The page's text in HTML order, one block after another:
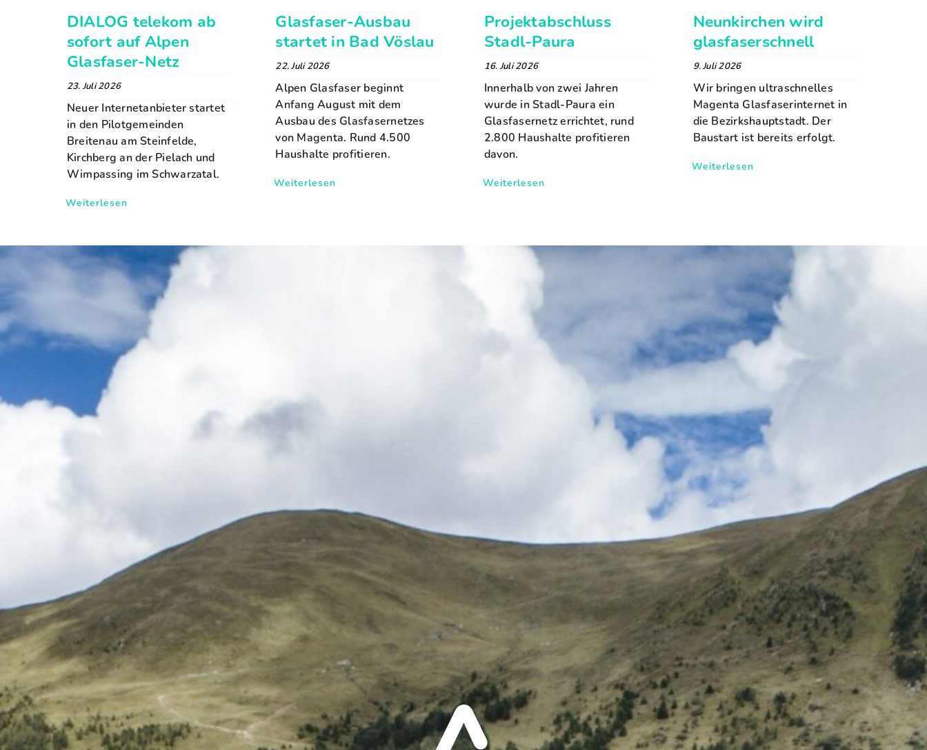
DIALOG telekom ab
sofort auf Alpen
Glasfaser-Netz
23. Juli 2026
Neuer Internetanbieter startet
in den Pilotgemeinden
Breitenau am Steinfelde,
Kirchberg an der Pielach und
Wimpassing im Schwarzatal.
Weiterlesen
Glasfaser-Ausbau
startet in Bad Vöslau
22. Juli 2026
Alpen Glasfaser beginnt
Anfang August mit dem
Ausbau des Glasfasernetzes
von Magenta. Rund 4.500
Haushalte profitieren.
Weiterlesen
Projektabschluss
Stadl-Paura
16. Juli 2026
Innerhalb von zwei Jahren
wurde in Stadl-Paura ein
Glasfasernetz errichtet, rund
2.800 Haushalte profitieren
davon.
Weiterlesen
Neunkirchen wird
glasfaserschnell
9. Juli 2026
Wir bringen ultraschnelles
Magenta Glasfaserinternet in
die Bezirkshauptstadt. Der
Baustart ist bereits erfolgt.
Weiterlesen